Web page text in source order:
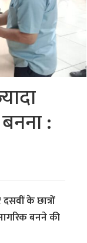
:
के छात्रों
बनने की